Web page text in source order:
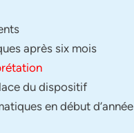
après six mois
du dispositif
en début d’année